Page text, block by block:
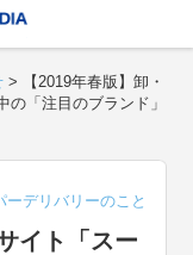
>
【2019年春版】卸・
「注目のブランド」
ーデリバリーのこと
イト「スー